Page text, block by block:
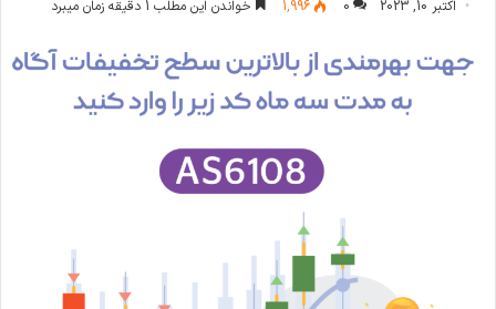
اکتبر 10, 2023 0
1,996 خواندن این مطلب 1 دقیقه زمان میبرد